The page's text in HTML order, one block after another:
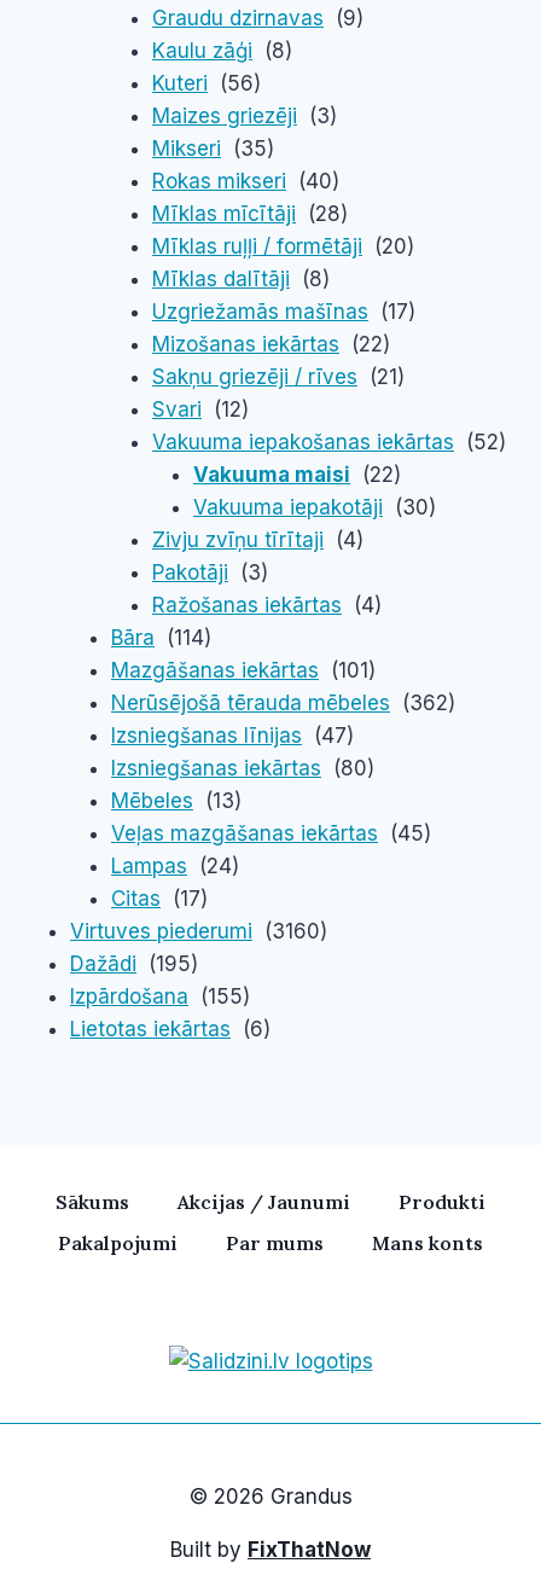
Graudu dzirnavas
(9)
Kaulu zāģi
(8)
Kuteri
(56)
Maizes griezēji
(3)
Mikseri
(35)
Rokas mikseri
(40)
Mīklas mīcītāji
(28)
Mīklas ruļļi / formētāji
(20)
Mīklas dalītāji
(8)
Uzgriežamās mašīnas
(17)
Mizošanas iekārtas
(22)
Sakņu griezēji / rīves
(21)
Svari
(12)
Vakuuma iepakošanas iekārtas
(52)
Vakuuma maisi
(22)
Vakuuma iepakotāji
(30)
Zivju zvīņu tīrītaji
(4)
Pakotāji
(3)
Ražošanas iekārtas
(4)
Bāra
(114)
Mazgāšanas iekārtas
(101)
Nerūsējošā tērauda mēbeles
(362)
Izsniegšanas līnijas
(47)
Izsniegšanas iekārtas
(80)
Mēbeles
(13)
Veļas mazgāšanas iekārtas
(45)
Lampas
(24)
Citas
(17)
Virtuves piederumi
(3160)
Dažādi
(195)
Izpārdošana
(155)
Lietotas iekārtas
(6)
Sākums Akcijas / Jaunumi
Produkti
Pakalpojumi
Par mums Mans konts
© 2026 Grandus
Built by FixThatNow